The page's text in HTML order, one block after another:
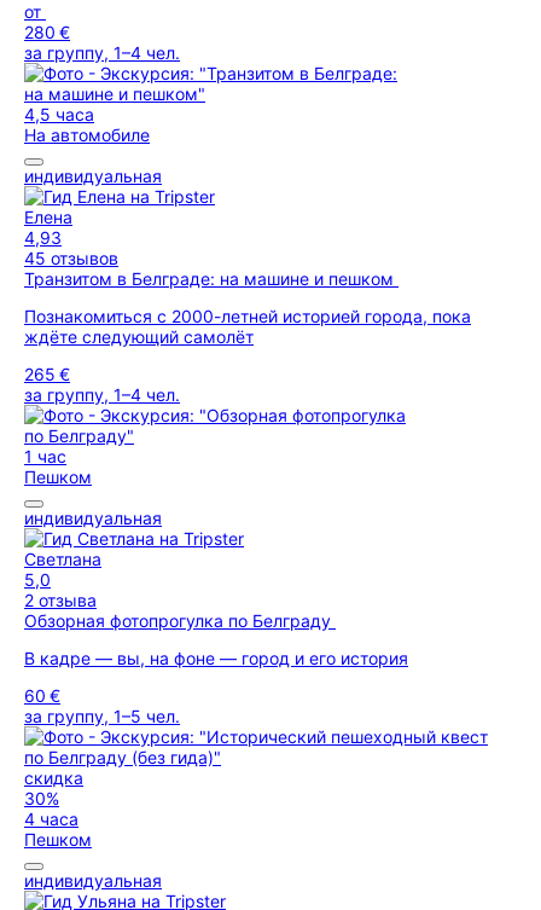
от
280 €
за группу, 1–4 чел.
4,5 часа
На автомобиле
индивидуальная
Елена
4,93
45 отзывов
Транзитом в Белграде: на машине и пешком
Познакомиться с 2000-летней историей города, пока
ждёте следующий самолёт
265 €
за группу, 1–4 чел.
1 час
Пешком
индивидуальная
Светлана
5,0
2 отзыва
Обзорная фотопрогулка по Белграду
В кадре — вы, на фоне — город и его история
60 €
за группу, 1–5 чел.
скидка
30%
4 часа
Пешком
индивидуальная